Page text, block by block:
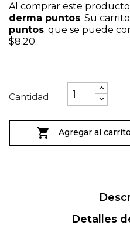
Al comprar este
derma puntos. Su
puntos. que se puede
$8.20.
Cantidad
 Agregar al carrito
Detalles